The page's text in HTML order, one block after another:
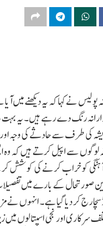
پولیس نے کہا کہ یہ دیکھنے میں
وارانہ رنگ دے رہے ہیں۔ یہ
کی طرف سے حادثے کی وجہ
لوگوں سے اپیل کرتے ہیں کہ وہ
آہنگی کو خراب کرنے کی کوشش
کو ڈسچارج کر دیا گیا ہے۔